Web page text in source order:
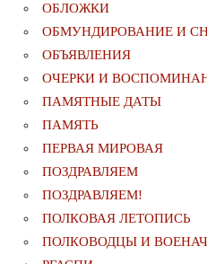
ОБЛОЖКИ
ОБМУНДИРОВАНИЕ И
ОБЪЯВЛЕНИЯ
ОЧЕРКИ И
ПАМЯТНЫЕ ДАТЫ
ПАМЯТЬ
ПЕРВАЯ МИРОВАЯ
ПОЗДРАВЛЯЕМ
ПОЗДРАВЛЯЕМ!
ПОЛКОВАЯ ЛЕТОПИСЬ
ПОЛКОВОДЦЫ И